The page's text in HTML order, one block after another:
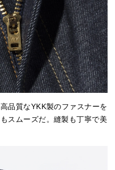
品質なYKK製のファスナーを
スムーズだ。縫製も丁寧で美